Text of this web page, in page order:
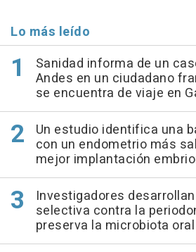
Lo más leído
Sanidad informa de un
Andes en un ciudadano
se encuentra de viaje en
Un estudio identifica una
con un endometrio más
mejor implantación
Investigadores
selectiva contra la
preserva la microbiota oral